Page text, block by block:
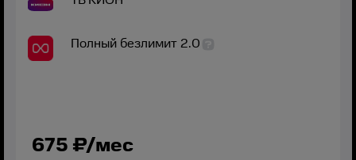
Полный безлимит 2.0
675 ₽/мес